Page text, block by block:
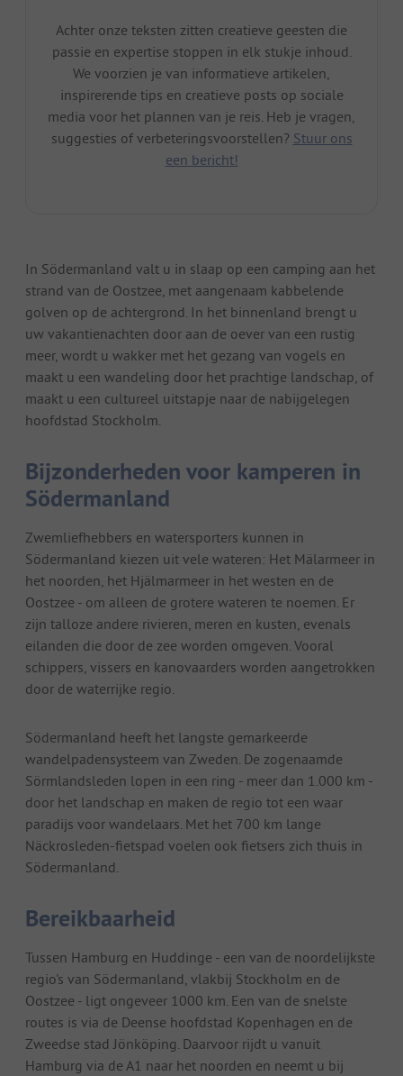
Achter onze teksten zitten creatieve geesten die
passie en expertise stoppen in elk stukje inhoud.
We voorzien je van informatieve artikelen,
inspirerende tips en creatieve posts op sociale
media voor het plannen van je reis. Heb je vragen,
suggesties of verbeteringsvoorstellen? Stuur ons
een bericht!
In Södermanland valt u in slaap op een camping aan het
strand van de Oostzee, met aangenaam kabbelende
golven op de achtergrond. In het binnenland brengt u
uw vakantienachten door aan de oever van een rustig
meer, wordt u wakker met het gezang van vogels en
maakt u een wandeling door het prachtige landschap, of
maakt u een cultureel uitstapje naar de nabijgelegen
hoofdstad Stockholm.
Bijzonderheden voor kamperen in
Södermanland
Zwemliefhebbers en watersporters kunnen in
Södermanland kiezen uit vele wateren: Het Mälarmeer in
het noorden, het Hjälmarmeer in het westen en de
Oostzee - om alleen de grotere wateren te noemen. Er
zijn talloze andere rivieren, meren en kusten, evenals
eilanden die door de zee worden omgeven. Vooral
schippers, vissers en kanovaarders worden aangetrokken
door de waterrijke regio.
Södermanland heeft het langste gemarkeerde
wandelpadensysteem van Zweden. De zogenaamde
Sörmlandsleden lopen in een ring - meer dan 1.000 km -
door het landschap en maken de regio tot een waar
paradijs voor wandelaars. Met het 700 km lange
Näckrosleden-fietspad voelen ook fietsers zich thuis in
Södermanland.
Bereikbaarheid
Tussen Hamburg en Huddinge - een van de noordelijkste
regio's van Södermanland, vlakbij Stockholm en de
Oostzee - ligt ongeveer 1000 km. Een van de snelste
routes is via de Deense hoofdstad Kopenhagen en de
Zweedse stad Jönköping. Daarvoor rijdt u vanuit
Hamburg via de A1 naar het noorden en neemt u bij